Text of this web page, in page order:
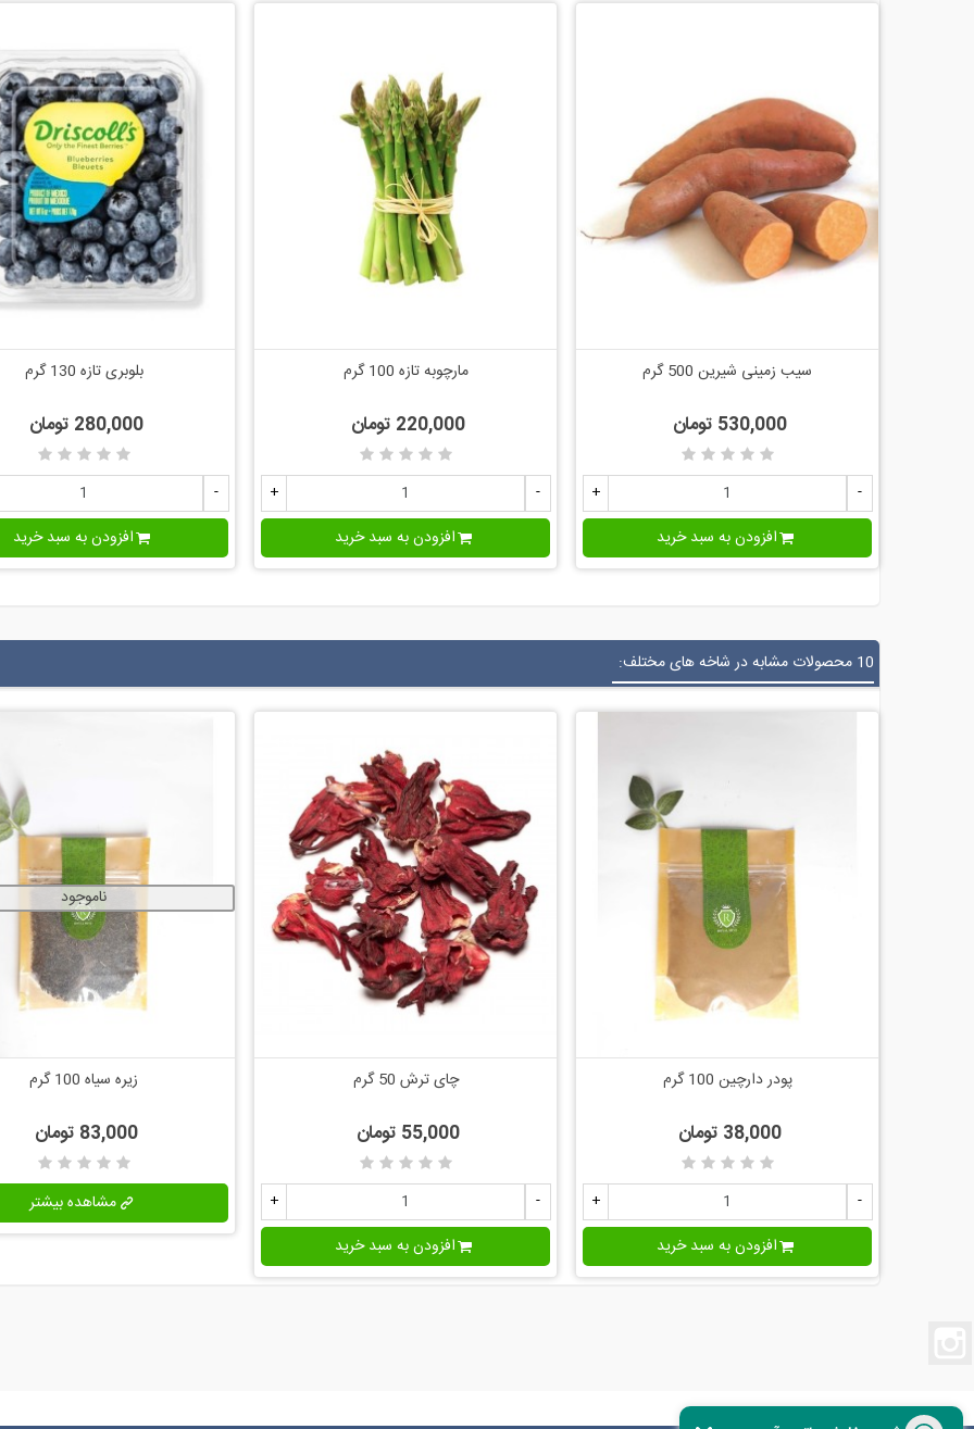
اضافه به مقایسه
سیب زمینی شیرین 500 گرم
530,000 تومان
-
+
افزودن به سبد خرید
اضافه به مقایسه
مارچوبه تازه 100 گرم
220,000 تومان
-
+
افزودن به سبد خرید
اضافه به مقایسه
بلوبری تازه 130 گرم
280,000 تومان
-
افزودن به سبد خرید
10 محصولات مشابه در شاخه های مختلف:
اضافه به مقایسه
پودر دارچین 100 گرم
38,000 تومان
-
+
افزودن به سبد خرید
اضافه به مقایسه
چای ترش 50 گرم
55,000 تومان
-
+
افزودن به سبد خرید
ناموجود
اضافه به مقایسه
زیره سیاه 100 گرم
83,000 تومان
مشاهده بیشتر